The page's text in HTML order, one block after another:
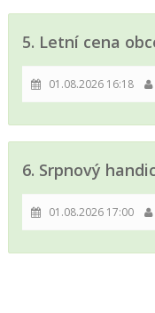
5. Letní cena
01.08.2026 16:18
6. Srpnový
01.08.2026 17:00